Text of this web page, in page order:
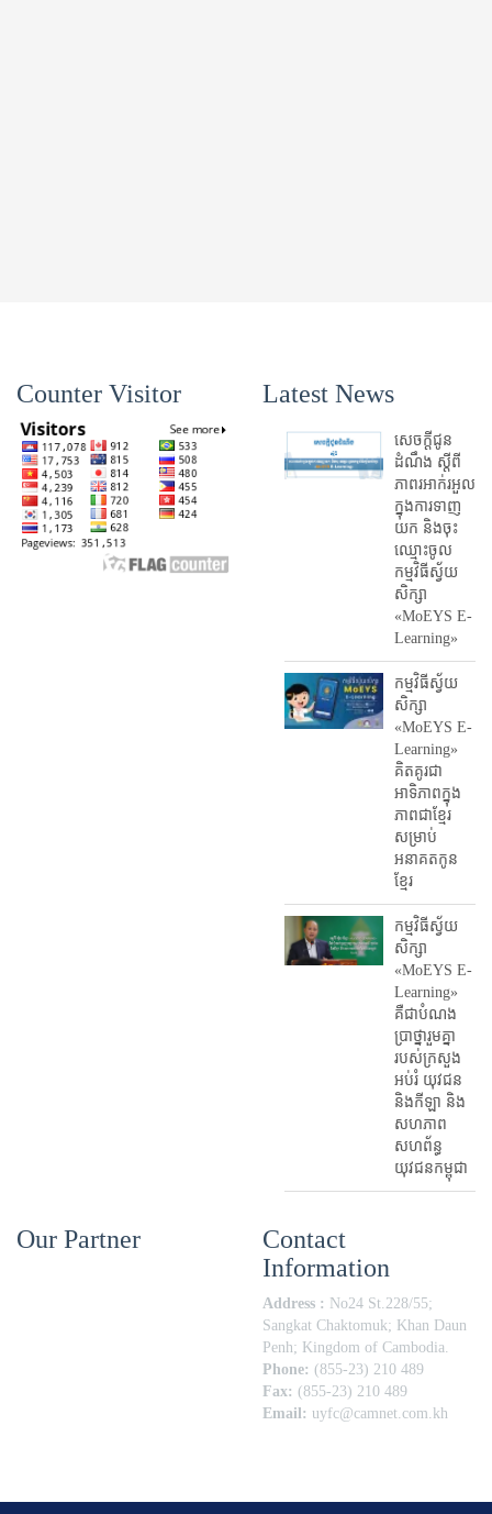
Counter Visitor Latest News
សេចក្តីជូន
ដំណឹង ស្តី​ពី
ភាព​រអាក់រអួល​
ក្នុងការ​ទាញ​
យក និង​ចុះ​
ឈ្មោះ​ចូល​
កម្មវិធី​ស្វ័យ
សិក្សា
«MoEYS E-
Learning»
កម្មវិធីស្វ័យ
សិក្សា
«MoEYS E-
Learning»
គិតគូរជា
អាទិភាពក្នុង
ភាពជាខ្មែរ
សម្រាប់
អនាគតកូន
ខ្មែរ
កម្មវិធីស្វ័យ
សិក្សា
«MoEYS E-
Learning»
គឺជាបំណង
ប្រាថ្នារួមគ្នា
របស់ក្រសួង
អប់រំ​ យុវជន
និងកីឡា និង
សហភាព
សហព័ន្ធ
យុវជនកម្ពុជា
Our Partner
Contact
Information
Address : No24 St.228/55;
Sangkat Chaktomuk; Khan Daun
Penh; Kingdom of Cambodia.
Phone: (855-23) 210 489
Fax: (855-23) 210 489
Email: uyfc@camnet.com.kh